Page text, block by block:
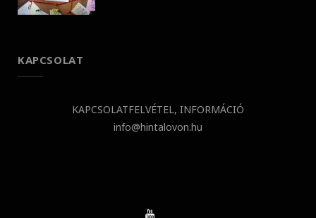
KAPCSOLAT
KAPCSOLATFELVÉTEL, INFORMÁCIÓ
info@hintalovon.hu